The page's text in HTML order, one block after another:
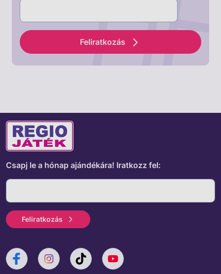
Feliratkozás
Csapj le a hónap ajándékára! Iratkozz fel:
Feliratkozás